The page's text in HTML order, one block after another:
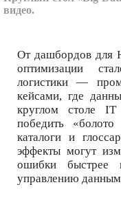
видео.
От дашбордов для
оптимизации
логистики —
кейсами, где
круглом столе
победить
каталоги и
эффекты могут
ошибки быстрее
управлению